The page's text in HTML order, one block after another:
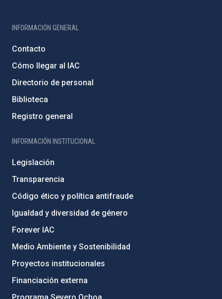
INFORMACIÓN GENERAL
Contacto
Cómo llegar al IAC
Directorio de personal
Biblioteca
Registro general
INFORMACIÓN INSTITUCIONAL
Legislación
Transparencia
Código ético y política antifraude
Igualdad y diversidad de género
Forever IAC
Medio Ambiente y Sostenibilidad
Proyectos institucionales
Financiación externa